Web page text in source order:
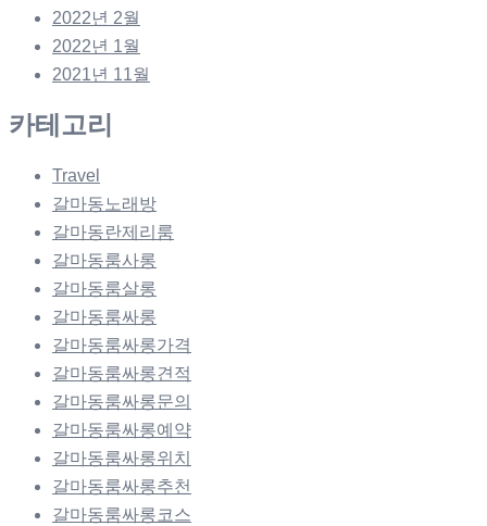
2022년 2월
2022년 1월
2021년 11월
카테고리
Travel
갈마동노래방
갈마동란제리룸
갈마동룸사롱
갈마동룸살롱
갈마동룸싸롱
갈마동룸싸롱가격
갈마동룸싸롱견적
갈마동룸싸롱문의
갈마동룸싸롱예약
갈마동룸싸롱위치
갈마동룸싸롱추천
갈마동룸싸롱코스